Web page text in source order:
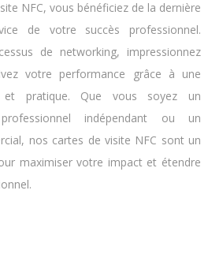
NFC, vous bénéficiez de la dernière
de votre succès professionnel.
de networking, impressionnez
votre performance grâce à une
et pratique. Que vous soyez un
indépendant ou un
nos cartes de visite NFC sont un
maximiser votre impact et étendre